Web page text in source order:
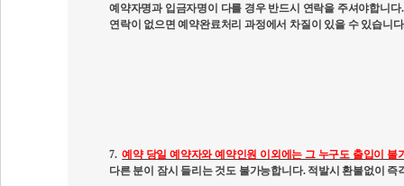
예약자명과 입금자명이 다를 경우 반드시 연락을 주셔야합니다.
연락이 없으면 예약완료처리 과정에서 차질이 있을 수 있습니다
7. 예약 당일 예약자와 예약인원 이외에는 그 누구도 출입이 불
다른 분이 잠시 들리는 것도 불가능합니다. 적발시 환불없이 즉